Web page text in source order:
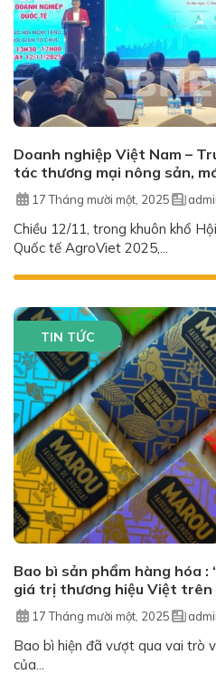
Doanh nghiệp Việt Nam –
tác thương mại nông sản,
17 Tháng mười một, 2025
Chiều 12/11, trong khuôn khổ
Quốc tế AgroViet 2025,...
TIN TỨC
Bao bì sản phẩm hàng hóa :
giá trị thương hiệu Việt trên
17 Tháng mười một, 2025
Bao bì hiện đã vượt qua vai trò
của...